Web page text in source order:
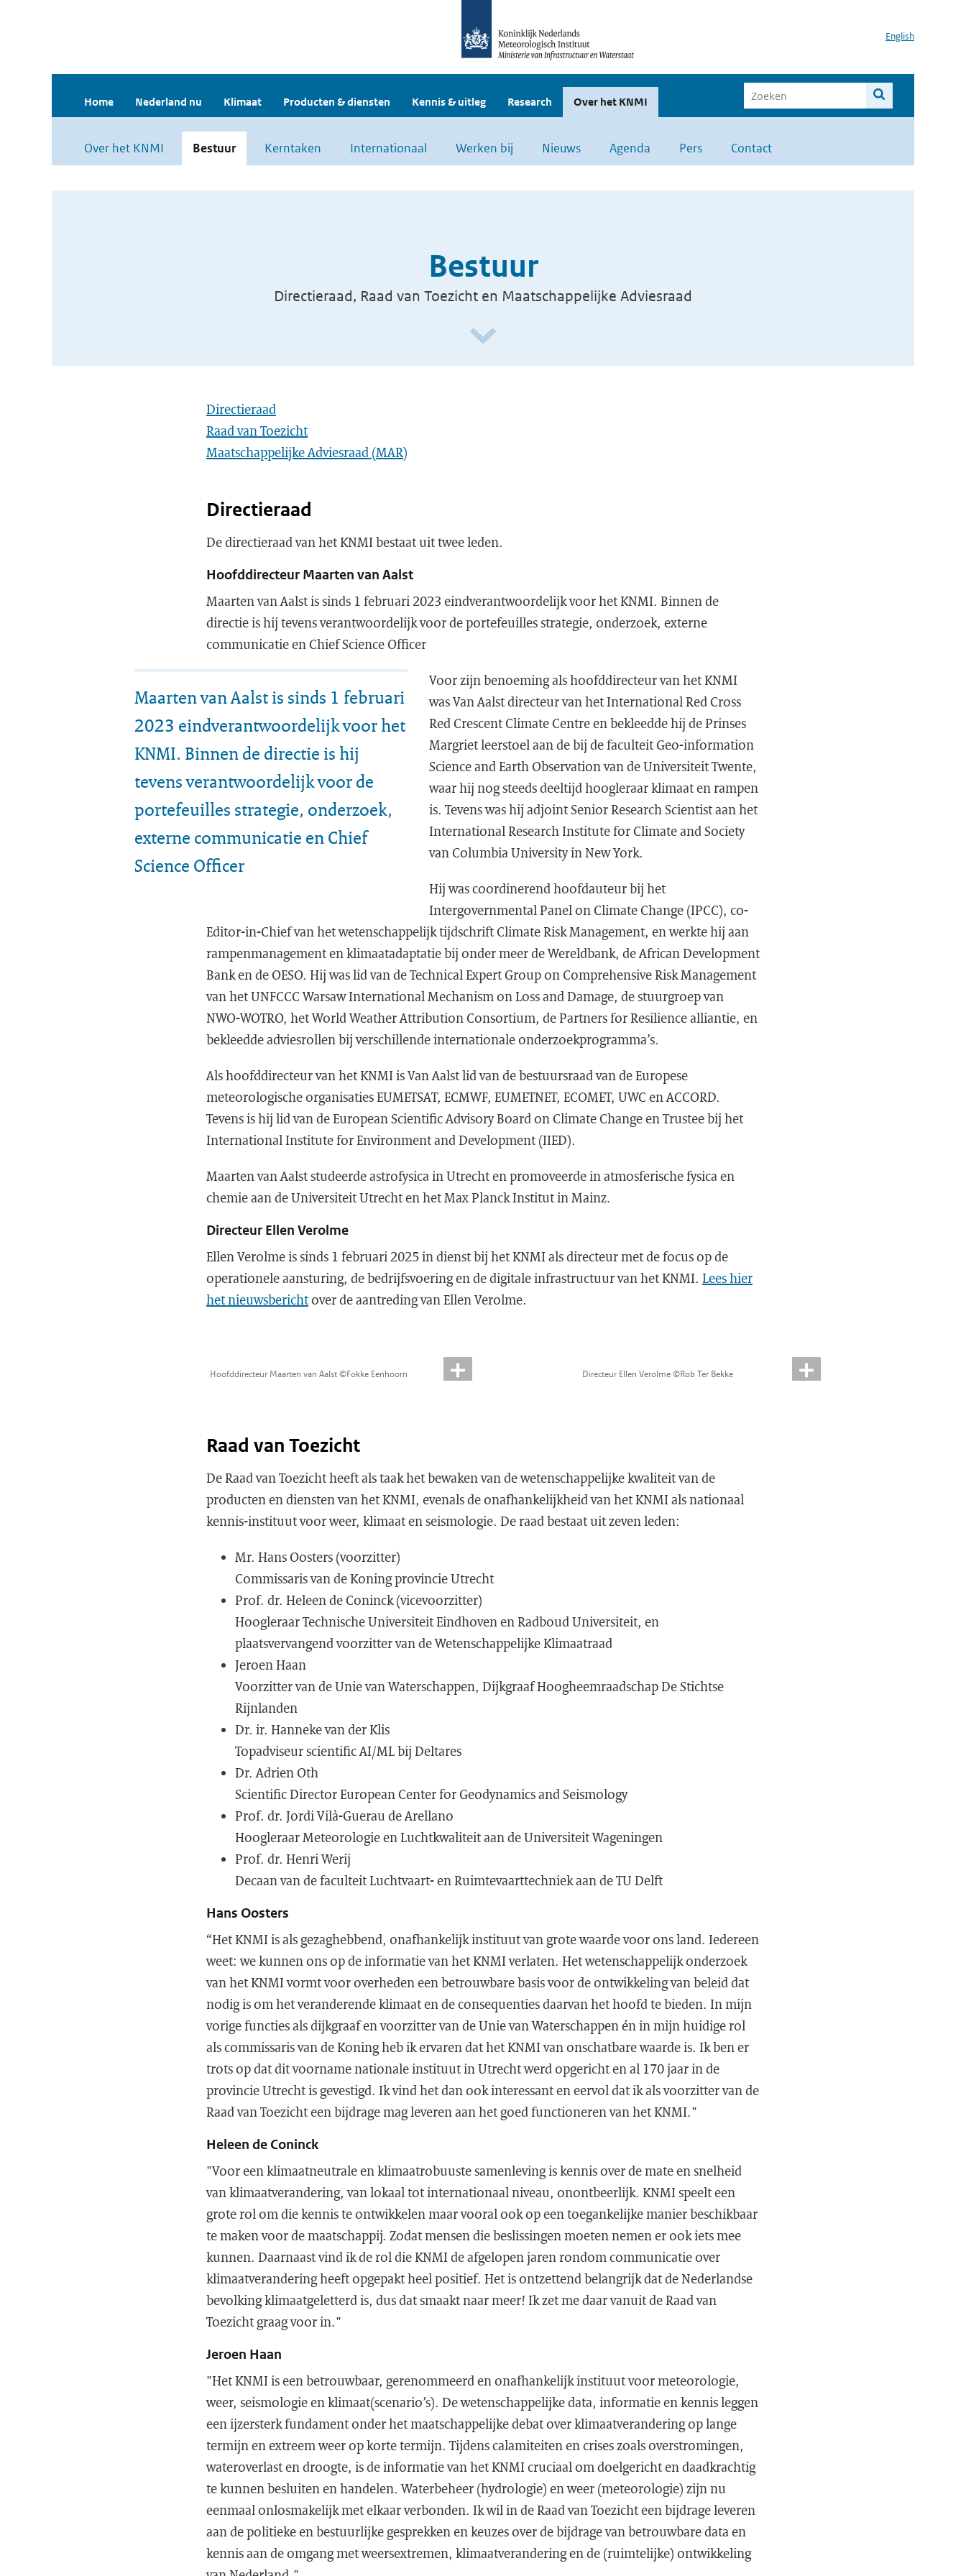
English
Home Nederland nu Klimaat Producten & diensten Kennis & uitleg Research Over het KNMI
Over het KNMI Bestuur Kerntaken Internationaal Werken bij Nieuws Agenda Pers Contact
Bestuur
Directieraad, Raad van Toezicht en Maatschappelijke Adviesraad
Directieraad
Raad van Toezicht
Maatschappelijke Adviesraad (MAR)
Directieraad
De directieraad van het KNMI bestaat uit twee leden.
Hoofddirecteur Maarten van Aalst
Maarten van Aalst is sinds 1 februari 2023 eindverantwoordelijk voor het KNMI. Binnen de
directie is hij tevens verantwoordelijk voor de portefeuilles strategie, onderzoek, externe
communicatie en Chief Science Officer
Maarten van Aalst is sinds 1 februari
2023 eindverantwoordelijk voor het
KNMI. Binnen de directie is hij
tevens verantwoordelijk voor de
portefeuilles strategie, onderzoek,
externe communicatie en Chief
Science Officer
Voor zijn benoeming als hoofddirecteur van het KNMI
was Van Aalst directeur van het International Red Cross
Red Crescent Climate Centre en bekleedde hij de Prinses
Margriet leerstoel aan de bij de faculteit Geo-information
Science and Earth Observation van de Universiteit Twente,
waar hij nog steeds deeltijd hoogleraar klimaat en rampen
is. Tevens was hij adjoint Senior Research Scientist aan het
International Research Institute for Climate and Society
van Columbia University in New York.
Hij was coordinerend hoofdauteur bij het
Intergovernmental Panel on Climate Change (IPCC), co-
Editor-in-Chief van het wetenschappelijk tijdschrift Climate Risk Management, en werkte hij aan
rampenmanagement en klimaatadaptatie bij onder meer de Wereldbank, de African Development
Bank en de OESO. Hij was lid van de Technical Expert Group on Comprehensive Risk Management
van het UNFCCC Warsaw International Mechanism on Loss and Damage, de stuurgroep van
NWO-WOTRO, het World Weather Attribution Consortium, de Partners for Resilience alliantie, en
bekleedde adviesrollen bij verschillende internationale onderzoekprogramma’s.
Als hoofddirecteur van het KNMI is Van Aalst lid van de bestuursraad van de Europese
meteorologische organisaties EUMETSAT, ECMWF, EUMETNET, ECOMET, UWC en ACCORD.
Tevens is hij lid van de European Scientific Advisory Board on Climate Change en Trustee bij het
International Institute for Environment and Development (IIED).
Maarten van Aalst studeerde astrofysica in Utrecht en promoveerde in atmosferische fysica en
chemie aan de Universiteit Utrecht en het Max Planck Institut in Mainz.
Directeur Ellen Verolme
Ellen Verolme is sinds 1 februari 2025 in dienst bij het KNMI als directeur met de focus op de
operationele aansturing, de bedrijfsvoering en de digitale infrastructuur van het KNMI. Lees hier
het nieuwsberichtover de aantreding van Ellen Verolme.
Hoofddirecteur Maarten van Aalst ©Fokke Eenhoorn Directeur Ellen Verolme ©Rob Ter Bekke
Raad van Toezicht
De Raad van Toezicht heeft als taak het bewaken van de wetenschappelijke kwaliteit van de
producten en diensten van het KNMI, evenals de onafhankelijkheid van het KNMI als nationaal
kennis-instituut voor weer, klimaat en seismologie. De raad bestaat uit zeven leden:
Mr. Hans Oosters (voorzitter)
Commissaris van de Koning provincie Utrecht
Prof. dr. Heleen de Coninck (vicevoorzitter)
Hoogleraar Technische Universiteit Eindhoven en Radboud Universiteit, en
plaatsvervangend voorzitter van de Wetenschappelijke Klimaatraad
Jeroen Haan
Voorzitter van de Unie van Waterschappen, Dijkgraaf Hoogheemraadschap De Stichtse
Rijnlanden
Dr. ir. Hanneke van der Klis
Topadviseur scientific AI/ML bij Deltares
Dr. Adrien Oth
Scientific Director European Center for Geodynamics and Seismology
Prof. dr. Jordi Vilà-Guerau de Arellano
Hoogleraar Meteorologie en Luchtkwaliteit aan de Universiteit Wageningen
Prof. dr. Henri Werij
Decaan van de faculteit Luchtvaart- en Ruimtevaarttechniek aan de TU Delft
Hans Oosters
“Het KNMI is als gezaghebbend, onafhankelijk instituut van grote waarde voor ons land. Iedereen
weet: we kunnen ons op de informatie van het KNMI verlaten. Het wetenschappelijk onderzoek
van het KNMI vormt voor overheden een betrouwbare basis voor de ontwikkeling van beleid dat
nodig is om het veranderende klimaat en de consequenties daarvan het hoofd te bieden. In mijn
vorige functies als dijkgraaf en voorzitter van de Unie van Waterschappen én in mijn huidige rol
als commissaris van de Koning heb ik ervaren dat het KNMI van onschatbare waarde is. Ik ben er
trots op dat dit voorname nationale instituut in Utrecht werd opgericht en al 170 jaar in de
provincie Utrecht is gevestigd. Ik vind het dan ook interessant en eervol dat ik als voorzitter van de
Raad van Toezicht een bijdrage mag leveren aan het goed functioneren van het KNMI."
Heleen de Coninck
"Voor een klimaatneutrale en klimaatrobuuste samenleving is kennis over de mate en snelheid
van klimaatverandering, van lokaal tot internationaal niveau, onontbeerlijk. KNMI speelt een
grote rol om die kennis te ontwikkelen maar vooral ook op een toegankelijke manier beschikbaar
te maken voor de maatschappij. Zodat mensen die beslissingen moeten nemen er ook iets mee
kunnen. Daarnaast vind ik de rol die KNMI de afgelopen jaren rondom communicatie over
klimaatverandering heeft opgepakt heel positief. Het is ontzettend belangrijk dat de Nederlandse
bevolking klimaatgeletterd is, dus dat smaakt naar meer! Ik zet me daar vanuit de Raad van
Toezicht graag voor in."
Jeroen Haan
"Het KNMI is een betrouwbaar, gerenommeerd en onafhankelijk instituut voor meteorologie,
weer, seismologie en klimaat(scenario’s). De wetenschappelijke data, informatie en kennis leggen
een ijzersterk fundament onder het maatschappelijke debat over klimaatverandering op lange
termijn en extreem weer op korte termijn. Tijdens calamiteiten en crises zoals overstromingen,
wateroverlast en droogte, is de informatie van het KNMI cruciaal om doelgericht en daadkrachtig
te kunnen besluiten en handelen. Waterbeheer (hydrologie) en weer (meteorologie) zijn nu
eenmaal onlosmakelijk met elkaar verbonden. Ik wil in de Raad van Toezicht een bijdrage leveren
aan de politieke en bestuurlijke gesprekken en keuzes over de bijdrage van betrouwbare data en
kennis aan de omgang met weersextremen, klimaatverandering en de (ruimtelijke) ontwikkeling